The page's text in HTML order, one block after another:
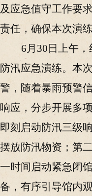
及应急值守工作要
责任，确保本次演
6月30日上午
防汛应急演练。本
警，随着暴雨预警
响应，分步开展多
即刻启动防汛三级
摆放防汛物资；第
一时间启动紧急闭
备，有序引导馆内